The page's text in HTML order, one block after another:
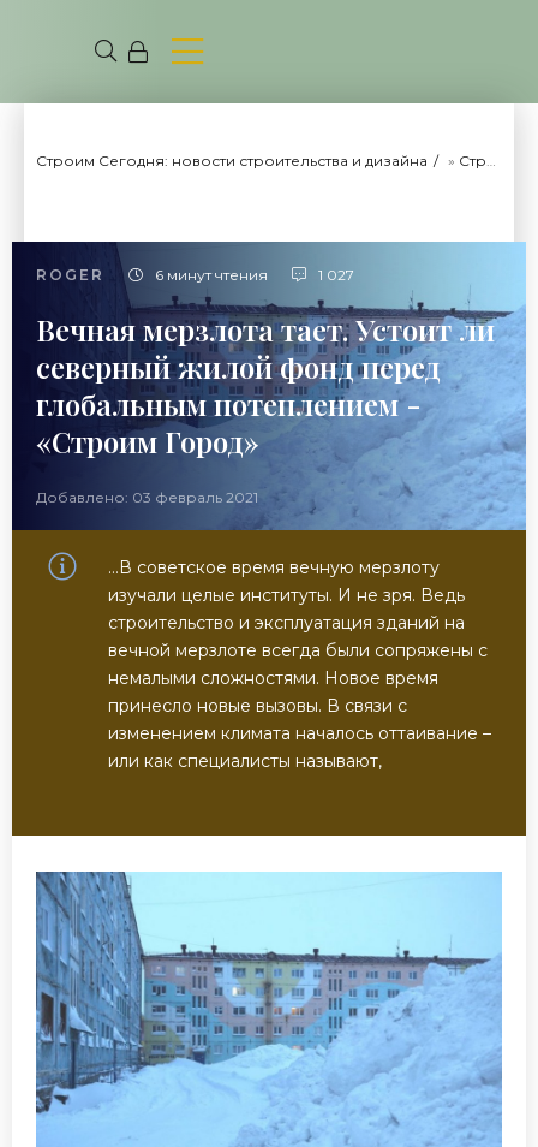
Строим Сегодня: новости строительства и дизайна » Строим Город
ROGER 6 минут чтения 1 027
Вечная мерзлота тает. Устоит ли
северный жилой фонд перед
глобальным потеплением -
«Строим Город»
Добавлено: 03 февраль 2021
…В советское время вечную мерзлоту
изучали целые институты. И не зря. Ведь
строительство и эксплуатация зданий на
вечной мерзлоте всегда были сопряжены с
немалыми сложностями. Новое время
принесло новые вызовы. В связи с
изменением климата началось оттаивание –
или как специалисты называют,